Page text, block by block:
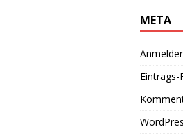
META
Eintrags-